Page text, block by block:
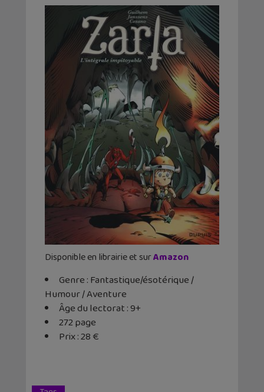
Disponible en librairie et surAmazon
Genre : Fantastique/ésotérique /
Humour / Aventure
Âge du lectorat : 9+
272 page
Prix : 28 €